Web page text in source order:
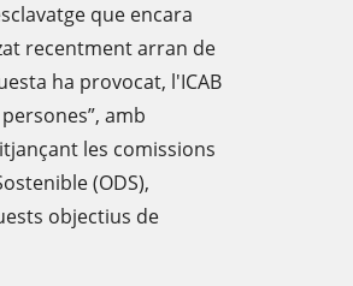
que encara
recentment arran de
ha provocat, l'ICAB
amb
les comissions
(ODS),
objectius de